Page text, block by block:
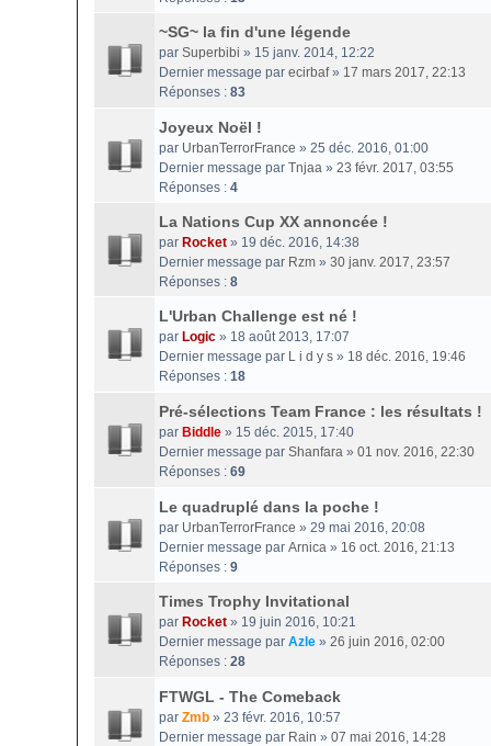
~SG~ la fin d'une légende
par Superbibi » 15 janv. 2014, 12:22
Dernier message par ecirbaf» 17 mars 2017, 22:13
Réponses : 83
Joyeux Noël !
par UrbanTerrorFrance » 25 déc. 2016, 01:00
Dernier message par Tnjaa » 23 févr. 2017, 03:55
Réponses : 4
La Nations Cup XX annoncée !
par Rocket » 19 déc. 2016, 14:38
Dernier message par Rzm » 30 janv. 2017, 23:57
Réponses : 8
L'Urban Challenge est né !
par Logic » 18 août 2013, 17:07
Dernier message par L i d y s » 18 déc. 2016, 19:46
Réponses : 18
Pré-sélections Team France : les résultats !
par Biddle » 15 déc. 2015, 17:40
Dernier message par Shanfara » 01 nov. 2016, 22:30
Réponses : 69
Le quadruplé dans la poche !
par UrbanTerrorFrance » 29 mai 2016, 20:08
Dernier message par Arnica » 16 oct. 2016, 21:13
Réponses : 9
Times Trophy Invitational
par Rocket » 19 juin 2016, 10:21
Dernier message par Azle » 26 juin 2016, 02:00
Réponses : 28
FTWGL - The Comeback
par Zmb » 23 févr. 2016, 10:57
Dernier message par Rain » 07 mai 2016, 14:28